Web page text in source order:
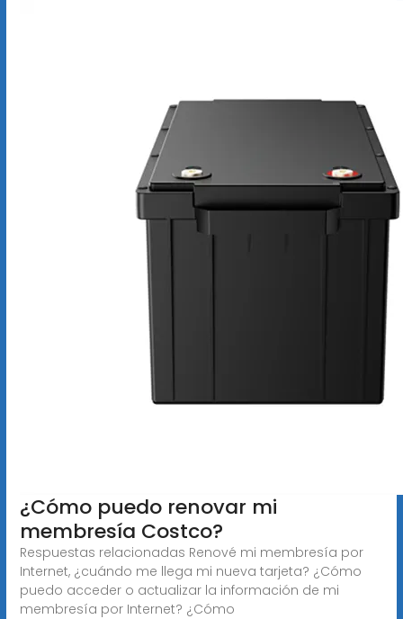
¿Cómo puedo renovar mi
membresía Costco?
Respuestas relacionadas Renové mi membresía por
Internet, ¿cuándo me llega mi nueva tarjeta? ¿Cómo
puedo acceder o actualizar la información de mi
membresía por Internet? ¿Cómo